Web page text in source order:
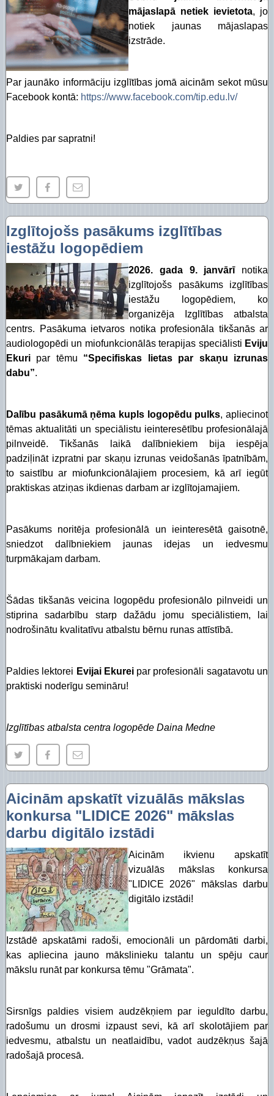
Piekļūstamības paziņojums Izglītības pārvalde
Digitālās plaisas mazināšana sociāli
STEM un pilsoniskā līdzdalība
mājaslapā netiek ievietota, jo
notiek jaunas mājaslapas
izstrāde.
Par jaunāko informāciju izglītības jomā aicinām sekot mūsu
Facebook kontā: https://www.facebook.com/tip.edu.lv/
Paldies par sapratni!
Izglītojošs pasākums izglītības
iestāžu logopēdiem
2026. gada 9. janvārīnotika
izglītojošs pasākums izglītības
iestāžu logopēdiem, ko
organizēja Izglītības atbalsta
centrs. Pasākuma ietvaros notika profesionāla tikšanās ar
audiologopēdi un miofunkcionālās terapijas speciālisti Eviju
Ekuri par tēmu “Specifiskas lietas par skaņu izrunas
dabu”.
Dalību pasākumā ņēma kupls logopēdu pulks, apliecinot
tēmas aktualitāti un speciālistu ieinteresētību profesionālajā
pilnveidē. Tikšanās laikā dalībniekiem bija iespēja
padziļināt izpratni par skaņu izrunas veidošanās īpatnībām,
to saistību ar miofunkcionālajiem procesiem, kā arī iegūt
praktiskas atziņas ikdienas darbam ar izglītojamajiem.
Pasākums noritēja profesionālā un ieinteresētā gaisotnē,
sniedzot dalībniekiem jaunas idejas un iedvesmu
turpmākajam darbam.
Šādas tikšanās veicina logopēdu profesionālo pilnveidi un
stiprina sadarbību starp dažādu jomu speciālistiem, lai
nodrošinātu kvalitatīvu atbalstu bērnu runas attīstībā.
Paldies lektorei Evijai Ekureipar profesionāli sagatavotu un
praktiski noderīgu semināru!
Izglītības atbalsta centra logopēde Daina Medne
Aicinām apskatīt vizuālās mākslas
konkursa "LIDICE 2026" mākslas
darbu digitālo izstādi
Aicinām ikvienu apskatīt
vizuālās mākslas konkursa
"LIDICE 2026" mākslas darbu
digitālo izstādi!
Izstādē apskatāmi radoši, emocionāli un pārdomāti darbi,
kas apliecina jauno mākslinieku talantu un spēju caur
mākslu runāt par konkursa tēmu "Grāmata".
Sirsnīgs paldies visiem audzēkņiem par ieguldīto darbu,
radošumu un drosmi izpaust sevi, kā arī skolotājiem par
iedvesmu, atbalstu un neatlaidību, vadot audzēkņus šajā
radošajā procesā.